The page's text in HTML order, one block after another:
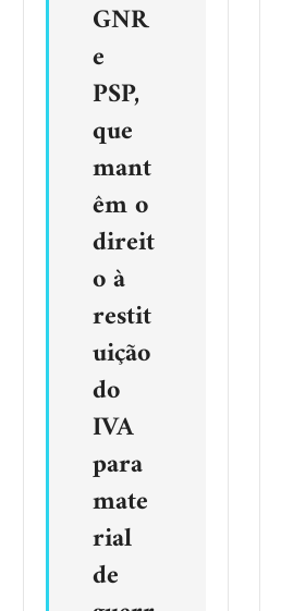
GNR
e
PSP,
que
mant
êm o
direit
o à
restit
uição
do
IVA
para
mate
rial
de